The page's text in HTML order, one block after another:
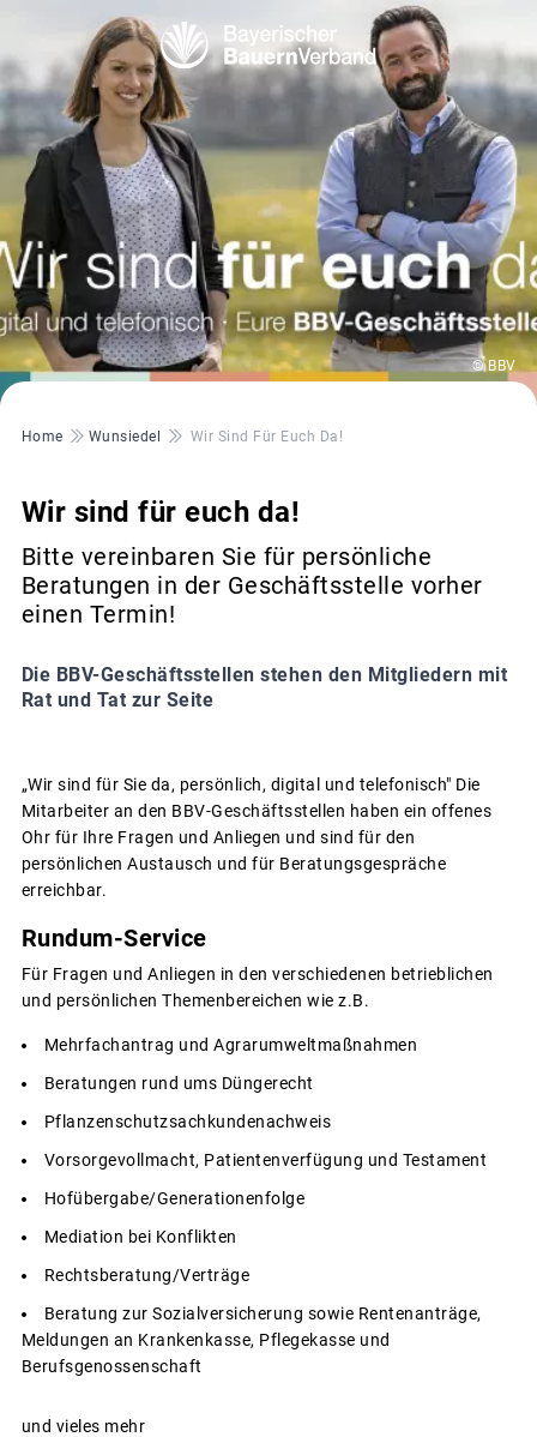
© BBV
Pfadnavigation
Home Wunsiedel Wir Sind Für Euch Da!
Wir sind für euch da!
Bitte vereinbaren Sie für persönliche
Beratungen in der Geschäftsstelle vorher
einen Termin!
Die BBV-Geschäftsstellen stehen den Mitgliedern mit
Rat und Tat zur Seite
„Wir sind für Sie da, persönlich, digital und telefonisch" Die
Mitarbeiter an den BBV-Geschäftsstellen haben ein offenes
Ohr für Ihre Fragen und Anliegen und sind für den
persönlichen Austausch und für Beratungsgespräche
erreichbar.
Rundum-Service
Für Fragen und Anliegen in den verschiedenen betrieblichen
und persönlichen Themenbereichen wie z.B.
Mehrfachantrag und Agrarumweltmaßnahmen
Beratungen rund ums Düngerecht
Pflanzenschutzsachkundenachweis
Vorsorgevollmacht, Patientenverfügung und Testament
Hofübergabe/Generationenfolge
Mediation bei Konflikten
Rechtsberatung/Verträge
Beratung zur Sozialversicherung sowie Rentenanträge,
Meldungen an Krankenkasse, Pflegekasse und
Berufsgenossenschaft
und vieles mehr